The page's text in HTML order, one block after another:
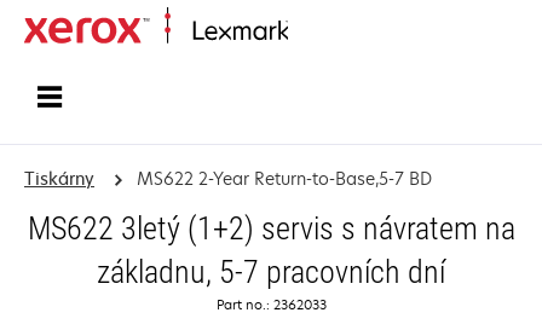
Tiskárny MS622 2-Year Return-to-Base,5-7 BD
MS622 3letý (1+2) servis s návratem na
základnu, 5-7 pracovních dní
Part no.: 2362033